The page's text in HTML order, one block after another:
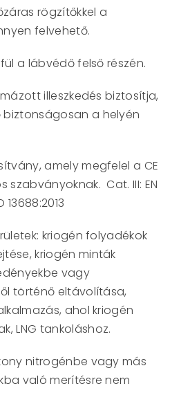
rögzítőkkel a
felvehető.
a lábvédő felső részén.
illeszkedés biztosítja,
a helyén
amely megfelel a CE
szabványoknak. Cat. III: EN
13688:2013
kriogén folyadékok
kriogén minták
vagy
történő eltávolítása,
ahol kriogén
LNG tankoláshoz.
nitrogénbe vagy más
való merítésre nem